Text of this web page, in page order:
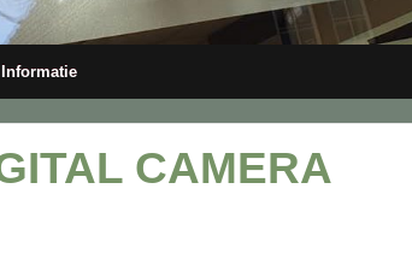
Informatie
CAMERA